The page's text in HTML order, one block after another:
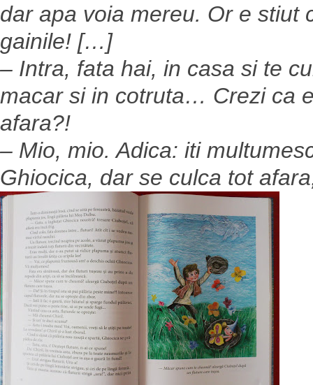
dar apa voia mereu. Or e stiut
gainile! […]
– Intra, fata hai, in casa si te
macar si in cotruta… Crezi ca
afara?!
– Mio, mio. Adica: iti
Ghiocica, dar se culca tot